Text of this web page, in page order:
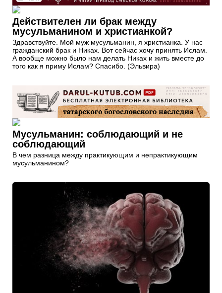
Действителен ли брак между
мусульманином и христианкой?
Здравствуйте. Мой муж мусульманин, я христианка. У нас
гражданский брак и Никах. Вот сейчас хочу принять Ислам.
А вообще можно было нам делать Никах и жить вместе до
того как я приму Ислам? Спасибо. (Эльвира)
Мусульманин: соблюдающий и не
соблюдающий
В чем разница между практикующим и непрактикующим
мусульманином?